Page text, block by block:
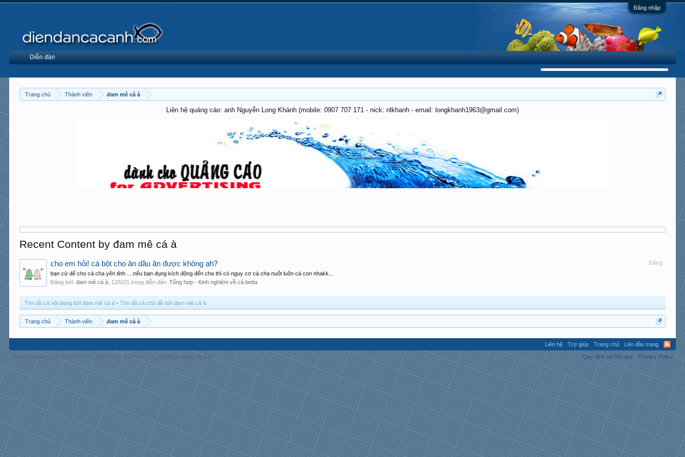
Đăng nhập
Trang chủ Thành viên đam mê cá à
Liên hệ quảng cáo: anh Nguyễn Long Khánh (mobile: 0907 707 171 - nick: nlkhanh - email: longkhanh1963@gmail.com)
Recent Content by đam mê cá à
Đăng
cho em hỏi! cá bột cho ăn dầu ăn được không ạh?
bạn cứ để cho cá cha yên tỉnh ....nếu bạn đụng kích động đến cha thì có nguy cơ cá cha nuốt luôn cá con nhakk...
Đăng bởi:đam mê cá à 12/5/21 trong diễn đàn:Tổng hợp - Kinh nghiệm về cá betta
Tìm tất cả nội dung bởi đam mê cá à Tìm tất cả chủ đề bởi đam mê cá à
Trang chủ Thành viên đam mê cá à
Diễn đàn
Liên hệ Trợ giúp Trang chủ
Lên đầu trang
Quy định và Nội quy
Privacy Policy
Forum software by XenForo™© 2010-2018 XenForo Ltd. | Media embeds by s9e